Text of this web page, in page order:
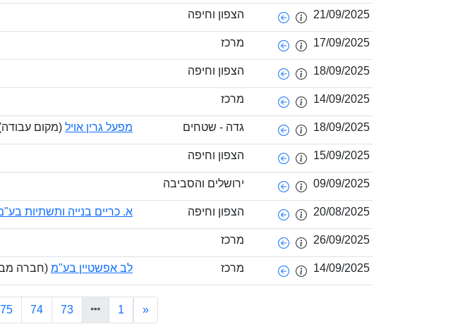
21/09/2025 הצפון וחיפה
17/09/2025 מרכז
18/09/2025 הצפון וחיפה
14/09/2025 מרכז
18/09/2025 גדה - שטחים מפעל גרין אויל (מקום
15/09/2025 הצפון וחיפה
09/09/2025 ירושלים והסביבה
20/08/2025 הצפון וחיפה א. כריים בנייה ותשתיות
26/09/2025 מרכז
14/09/2025 מרכז לב אפשטיין בע"מ (חברה
«
1
73
74
75